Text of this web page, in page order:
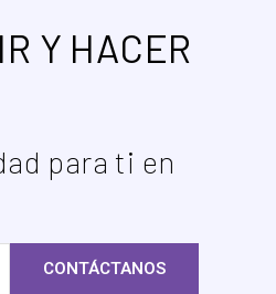
Y HACER
para ti en
CONTÁCTANOS